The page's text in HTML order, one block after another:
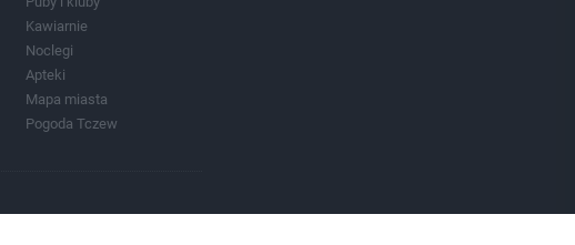
Kawiarnie
Noclegi
Apteki
Mapa miasta
Pogoda Tczew